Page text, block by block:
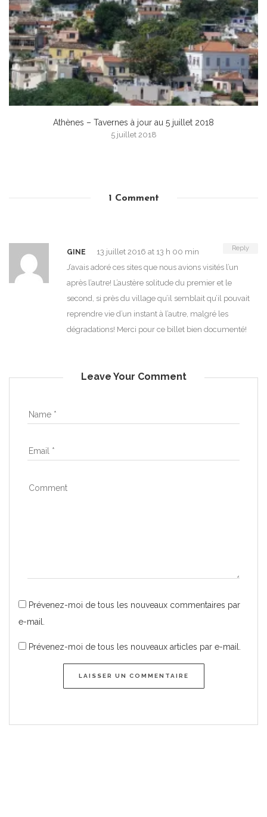
Athènes – Tavernes à jour au 5 juillet 2018
5 juillet 2018
1 Comment
Reply
GINE
13 juillet 2016 at 13 h 00 min
J’avais adoré ces sites que nous avions visités l’un
après l’autre! L’austère solitude du premier et le
second, si près du village qu’il semblait qu’il pouvait
reprendre vie d’un instant à l’autre, malgré les
dégradations! Merci pour ce billet bien documenté!
Leave Your Comment
Prévenez-moi de tous les nouveaux commentaires par
e-mail.
Prévenez-moi de tous les nouveaux articles par e-mail.
LAISSER UN COMMENTAIRE